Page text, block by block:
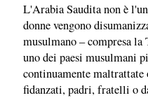
L'Arabia Saudita non è
donne vengono
musulmano – compresa la
uno dei paesi musulmani
continuamente
fidanzati, padri, fratelli o